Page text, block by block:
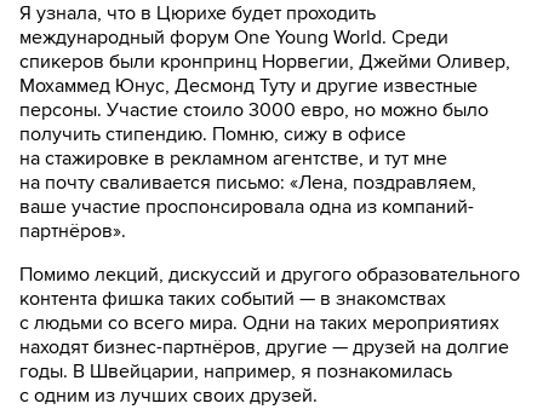
Я узнала, что в Цюрихе будет проходить
международный форум One Young World. Среди
спикеров были кронпринц Норвегии, Джейми Оливер,
Мохаммед Юнус, Десмонд Туту и другие известные
персоны. Участие стоило 3000 евро, но можно было
получить стипендию. Помню, сижу в офисе
на стажировке в рекламном агентстве, и тут мне
на почту сваливается письмо: «Лена, поздравляем,
ваше участие проспонсировала одна из компаний-
партнёров».
Помимо лекций, дискуссий и другого образовательного
контента фишка таких событий — в знакомствах
с людьми со всего мира. Одни на таких мероприятиях
находят бизнес-партнёров, другие — друзей на долгие
годы. В Швейцарии, например, я познакомилась
с одним из лучших своих друзей.